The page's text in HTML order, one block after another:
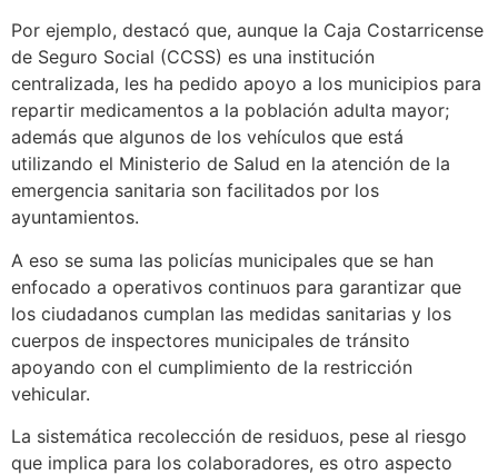
Por ejemplo, destacó que, aunque la Caja Costarricense
de Seguro Social (CCSS) es una institución
centralizada, les ha pedido apoyo a los municipios para
repartir medicamentos a la población adulta mayor;
además que algunos de los vehículos que está
utilizando el Ministerio de Salud en la atención de la
emergencia sanitaria son facilitados por los
ayuntamientos.
A eso se suma las policías municipales que se han
enfocado a operativos continuos para garantizar que
los ciudadanos cumplan las medidas sanitarias y los
cuerpos de inspectores municipales de tránsito
apoyando con el cumplimiento de la restricción
vehicular.
La sistemática recolección de residuos, pese al riesgo
que implica para los colaboradores, es otro aspecto